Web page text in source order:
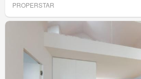
PROPERSTAR